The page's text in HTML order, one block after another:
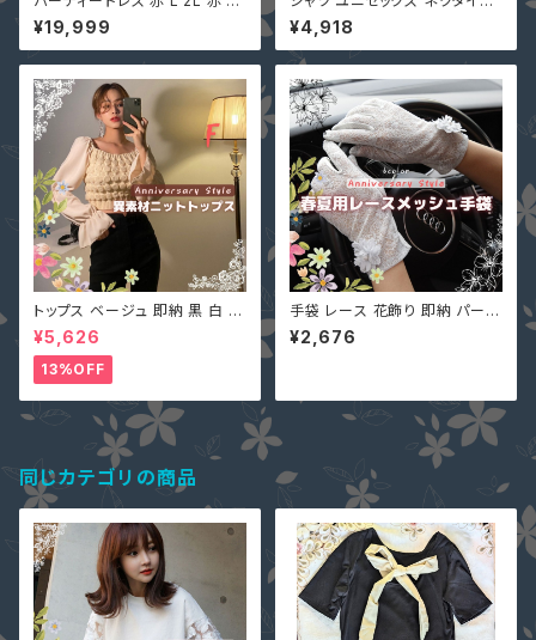
M ジャガード織 MD-S162296
大きいサイズ パーティー 披露宴
発表会 演奏会 花柄 ノースリー
¥19,999
メンズ レディース 男女兼用 黒
M L 2L 3L 即納 トップス 51116
65 ワイシャツ ラグランスリーブ
¥4,918
トップス ベージュ 即納 黒 白 ピ
ンク ニット 切替 シャーリング
異素材 2318596 大人可愛い
長袖 無地 個性的 デコルテ ショ
ート丈 ボートネック オフショル
ダー
¥5,626
13%OFF
手袋 レース 花飾り 即納 パープ
ル 6カラー メッシュ スマホ対応
タッチパネル対応 紫外線対策
ト発送
¥2,676
同じカテゴリの商品